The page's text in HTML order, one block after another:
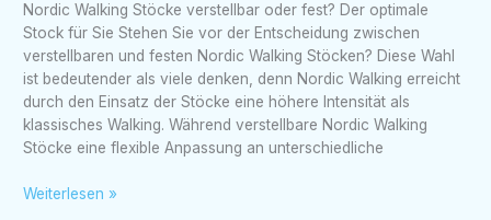
Nordic Walking Stöcke verstellbar oder fest? Der optimale
Stock für Sie Stehen Sie vor der Entscheidung zwischen
verstellbaren und festen Nordic Walking Stöcken? Diese Wahl
ist bedeutender als viele denken, denn Nordic Walking erreicht
durch den Einsatz der Stöcke eine höhere Intensität als
klassisches Walking. Während verstellbare Nordic Walking
Stöcke eine flexible Anpassung an unterschiedliche
Stöcke
verstellbar
oder
fest?
Der
optimale
Stock
Sie
Weiterlesen »